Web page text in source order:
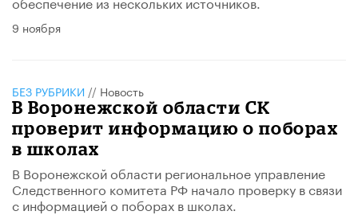
9 ноября
БЕЗ РУБРИКИ // Новость
В Воронежской области СК
проверит информацию о поборах
в школах
В Воронежской области региональное управление
Следственного комитета РФ начало проверку в связи
с информацией о поборах в школах.